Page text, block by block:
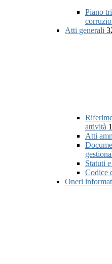
Piano
Atti generali
attività 1
Atti
Statuti
Codice
Oneri